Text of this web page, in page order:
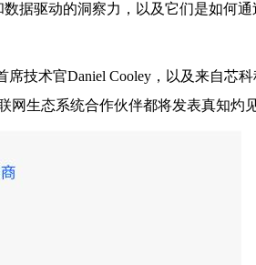
据驱动的洞察力，以及它们是如何通
技术官Daniel Cooley，以及来自芯
生态系统合作伙伴都将发表真知灼见